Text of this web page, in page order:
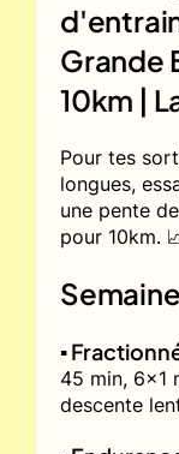
Grande
10km |
Pour tes
longues,
une pente de
pour 10km.
Semaine
▪️
45 min, 6x1
descente